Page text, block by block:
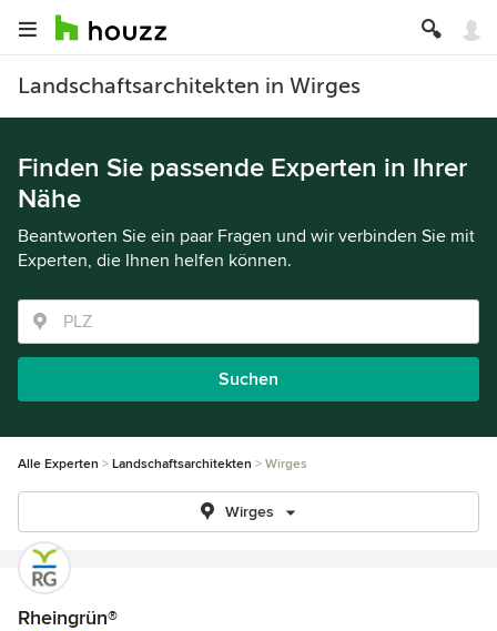
Landschaftsarchitekten in Wirges
Finden Sie passende Experten in Ihrer
Nähe
Beantworten Sie ein paar Fragen und wir verbinden Sie mit
Experten, die Ihnen helfen können.
Suchen
Alle Experten Landschaftsarchitekten Wirges
Wirges
Rheingrün®